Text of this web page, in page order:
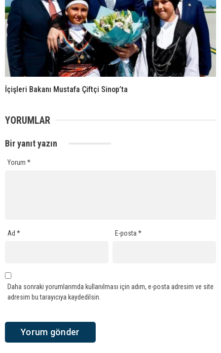
İçişleri Bakanı Mustafa Çiftçi Sinop’ta
YORUMLAR
Bir yanıt yazın
Yorum *
Ad * E-posta*
Daha sonraki yorumlarımda kullanılması için adım, e-posta adresim ve site
adresim bu tarayıcıya kaydedilsin.